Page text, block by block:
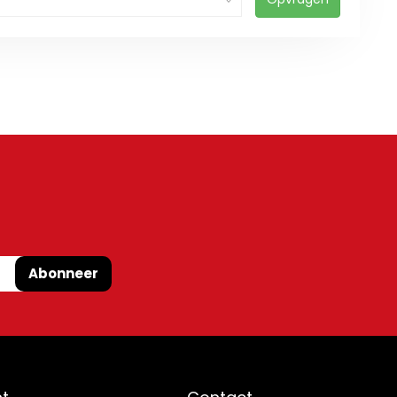
Abonneer